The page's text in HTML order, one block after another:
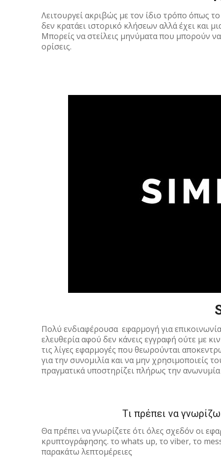
Λειτουργεί ακριβώς με τον ίδιο τρόπο όπως
δεν κρατάει ιστορικό κλήσεων αλλά έχει και
Μπορείς να στείλεις μηνύματα που μπορούν
ορίσεις.
Πολύ ενδιαφέρουσα εφαρμογή για
ελευθερία αφού δεν κάνεις εγγραφή ούτε με
τις λίγες εφαρμογές που θεωρούνται
για την συνομιλία και να μην χρησιμοποιείς
πραγματικά υποστηρίζει πλήρως την
Tι πρέπει να
Θα πρέπει να γνωρίζετε ότι όλες σχεδόν οι
κρυπτογράφησης. το whats up, το viber, το
παρακάτω λεπτομέρειες